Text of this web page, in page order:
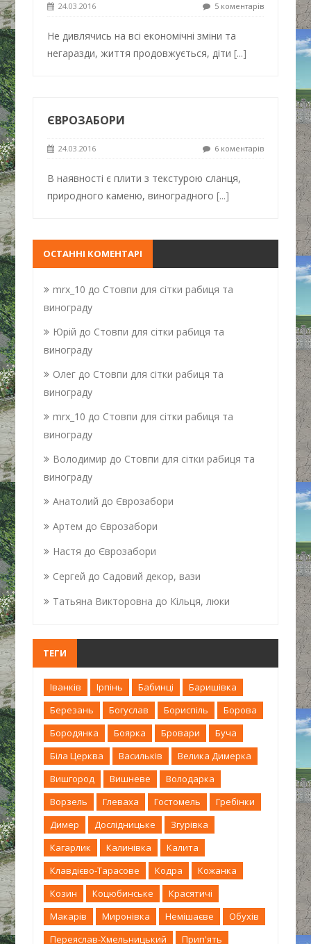
24.03.2016 5 коментарів
Не дивлячись на всі економічні зміни та
негаразди, життя продовжується, діти[...]
ЄВРОЗАБОРИ
24.03.2016 6 коментарів
В наявності є плити з текстурою сланця,
природного каменю, виноградного[...]
ОСТАННІ КОМЕНТАРІ
mrx_10 до Стовпи для сітки рабиця та
винограду
Юрій до Стовпи для сітки рабиця та
винограду
Олег до Стовпи для сітки рабиця та
винограду
mrx_10 до Стовпи для сітки рабиця та
винограду
Володимир до Стовпи для сітки рабиця та
винограду
Анатолий до Єврозабори
Артем до Єврозабори
Настя до Єврозабори
Сергей до Садовий декор, вази
Татьяна Викторовна до Кільця, люки
ТЕГИ
Іванків Ірпінь Бабинці
Баришівка
Березань
Богуслав Бориспіль
Борова
Бородянка
Боярка Бровари
Буча
Біла Церква
Васильків
Велика Димерка
Вишгород
Вишневе
Володарка
Ворзель
Глеваха Гостомель
Гребінки
Димер
Дослідницьке
Згурівка
Кагарлик
Калинівка
Калита
Клавдієво-Тарасове
Кодра
Кожанка
Козин
Коцюбинське
Красятичі
Макарів
Миронівка Немішаєве
Обухів
Переяслав-Хмельницький
Прип'ять